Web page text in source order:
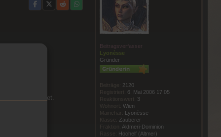
Beitragsverfasser
Lyonèsse
Gründer
Beiträge: 2120
Registriert: 6. Mai 2006 17:05
Reaktionswert: 3
Wohnort: Wien
Mainchar: Lyonèsse
Klasse: Zauberer
Fraktion: Aldmeri-Dominion
Rasse: Hochelf (Altmer)
frei geschaltet.